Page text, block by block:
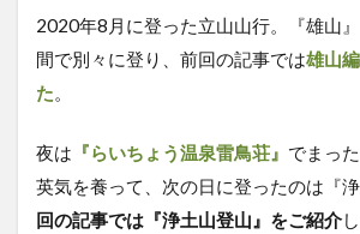
2020年8月に登った立山山行。『雄山
間で別々に登り、前回の記事では雄山
た。
夜は 『らいちょう温泉雷鳥荘』 でまっ
英気を養って、次の日に登ったのは『浄
回の記事では『浄土山登山』をご紹介